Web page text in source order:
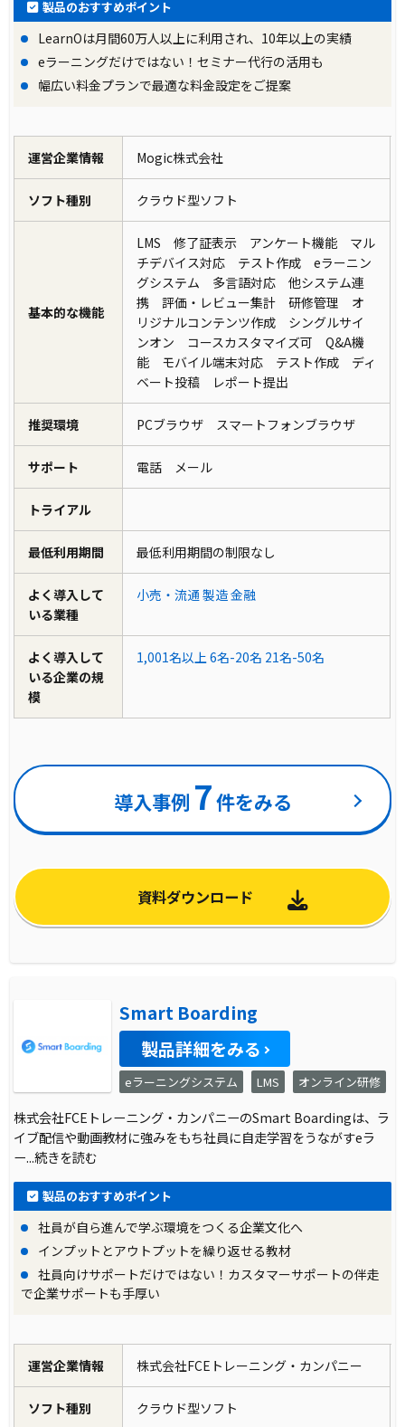
製品のおすすめポイント
LearnOは月間60万人以上に利用され、10年以上の実績
eラーニングだけではない！セミナー代行の活用も
幅広い料金プランで最適な料金設定をご提案
運営企業情報 Mogic株式会社
ソフト種別 クラウド型ソフト
基本的な機能
LMS 修了証表示 アンケート機能 マル
チデバイス対応 テスト作成 eラーニン
グシステム 多言語対応 他システム連
携 評価・レビュー集計 研修管理 オ
リジナルコンテンツ作成 シングルサイ
ンオン コースカスタマイズ可 Q&A機
能 モバイル端末対応 テスト作成 ディ
ベート投稿 レポート提出
推奨環境 PCブラウザ スマートフォンブラウザ
サポート 電話 メール
トライアル
最低利用期間 最低利用期間の制限なし
よく導入して
いる業種
小売・流通 製造金融
よく導入して
いる企業の規
模
1,001名以上 6名-20名 21名-50名
導入事例 7件をみる
資料ダウンロード
Smart Boarding
製品詳細をみる
eラーニングシステム LMS オンライン研修
株式会社FCEトレーニング・カンパニーのSmart Boardingは、ラ
イブ配信や動画教材に強みをもち社員に自走学習をうながすeラ
ー...続きを読む
製品のおすすめポイント
社員が自ら進んで学ぶ環境をつくる企業文化へ
インプットとアウトプットを繰り返せる教材
社員向けサポートだけではない！カスタマーサポートの伴走
で企業サポートも手厚い
運営企業情報 株式会社FCEトレーニング・カンパニー
ソフト種別 クラウド型ソフト